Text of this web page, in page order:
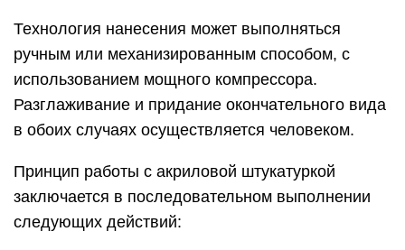
Технология нанесения может выполняться
ручным или механизированным способом, с
использованием мощного компрессора.
Разглаживание и придание окончательного вида
в обоих случаях осуществляется человеком.
Принцип работы с акриловой штукатуркой
заключается в последовательном выполнении
следующих действий: